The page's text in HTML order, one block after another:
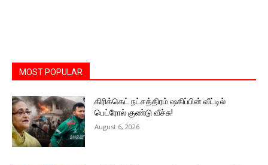
MOST POPULAR
கிரிக்கெட் நட்சத்திரம் ஷகிப்பின் வீட்டில்
பெட்ரோல் குண்டு வீச்சு!
August 6, 2026